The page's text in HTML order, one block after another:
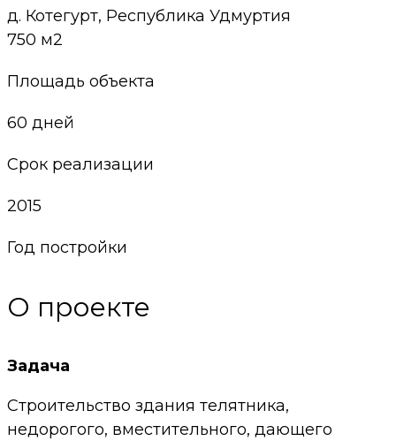
д. Котегурт, Республика Удмуртия
750 м2
Площадь объекта
60 дней
Срок реализации
2015
Год постройки
О проекте
Задача
Строительство здания телятника,
недорогого, вместительного, дающего